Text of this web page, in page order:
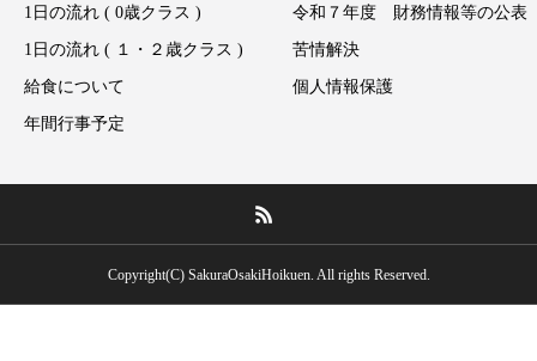
1日の流れ ( 0歳クラス )
1日の流れ ( １・２歳クラス )
給食について
年間行事予定
令和７年度 財務情報等の公表
苦情解決
個人情報保護
Copyright(C) SakuraOsakiHoikuen. All rights Reserved.